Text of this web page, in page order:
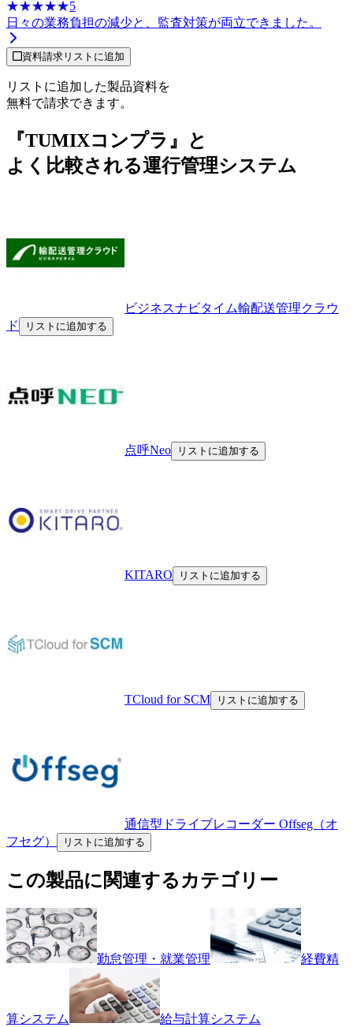
☆☆☆☆☆
★★★★★5
日々の業務負担の減少と、監査対策が両立できました。
資料請求リストに追加
リストに追加した製品資料を
無料で請求できます。
『TUMIXコンプラ』と
よく比較される運行管理システム
ビジネスナビタイム輸配送管理クラウ
ド
リストに追加する
点呼Neo リストに追加する
KITARO リストに追加する
TCloud for SCM リストに追加する
通信型ドライブレコーダー Offseg（オ
フセグ）
リストに追加する
この製品に関連するカテゴリー
勤怠管理・就業管理 経費精
算システム 給与計算システム